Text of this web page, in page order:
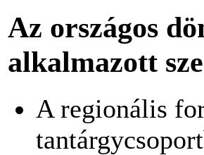
Az országos
alkalmazott
A regionális